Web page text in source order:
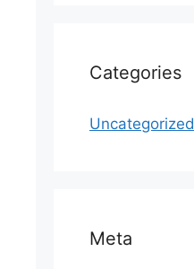
Categories
Uncategorized
Meta